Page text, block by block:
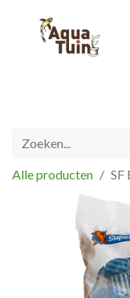
Alle producten SF